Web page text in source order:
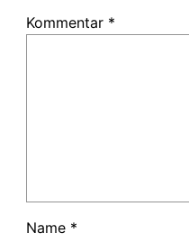
Kommentar *
Name *